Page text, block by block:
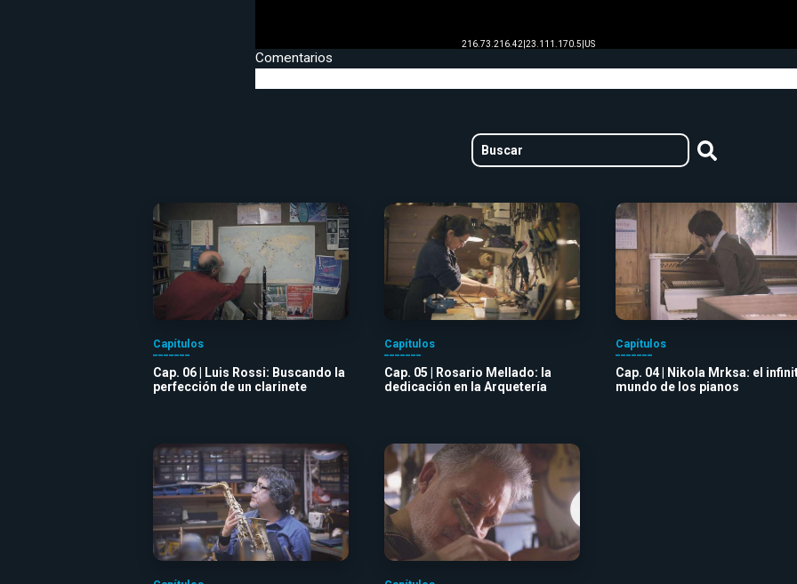
Comentarios
Capítulos
Cap. 06 | Luis Rossi: Buscando la
perfección de un clarinete
Capítulos
Cap. 05 | Rosario Mellado: la
dedicación en la Arquetería
Capítulos
Cap. 04 | Nikola Mrksa: el
mundo de los pianos